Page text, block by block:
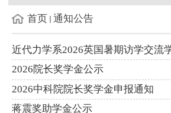
首页 通知公告
近代力学系2026英国暑期访学交流
2026院长奖学金公示
2026中科院院长奖学金申报通知
蒋震奖助学金公示